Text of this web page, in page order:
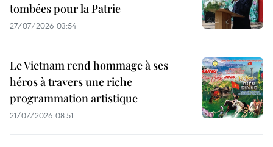
tombées pour la Patrie
27/07/2026 03:54
Le Vietnam rend hommage à ses
héros à travers une riche
programmation artistique
21/07/2026 08:51